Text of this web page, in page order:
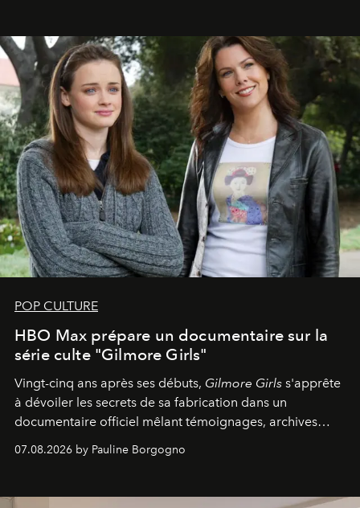
POP CULTURE
HBO Max prépare un documentaire sur la
série culte "Gilmore Girls"
Vingt-cinq ans après ses débuts, Gilmore Girls s'apprête
à dévoiler les secrets de sa fabrication dans un
documentaire officiel mêlant témoignages, archives
générationnel.
07.08.2026 by Pauline Borgogno